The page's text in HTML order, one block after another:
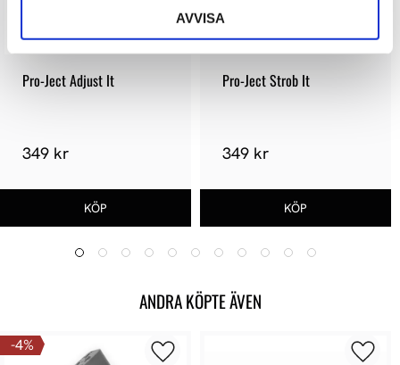
AVVISA
Pro-Ject Adjust It
349 kr
Pro-Ject Strob It
349 kr
ANDRA KÖPTE ÄVEN
4%